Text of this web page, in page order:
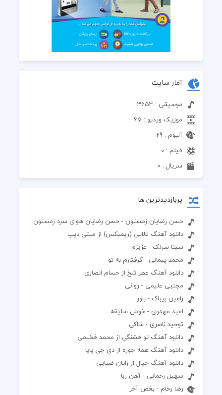
آمار سایت
موسیقی : 3654
موزیک ویدیو : 65
آلبوم : 29
فیلم : 0
سریال : 0
پربازدیدترین ها
حسن رضایان زمستون - حسن رضایان هوای سرد زمستون
دانلود آهنگ لالایی (ریمیکس) از میتی دیپ
سینا سرلک - عزیزم
محمد پیمانی - گرفتارم به تو
دانلود آهنگ عطر تلخ از حسام انصاری
مجتبی علیمی - روانی
رامین بیباک - باور
امید مهدوی - خوش سلیقه
توحید ناصری - شاکی
دانلود آهنگ تو قشنگی از محمد فخیمی
دانلود آهنگ همه جوره از دی جی پاپا
دانلود آهنگ خیال از رایان ضیایی
سهیل رحمانی - آهن ربا
رضا رخام - بغض آخر